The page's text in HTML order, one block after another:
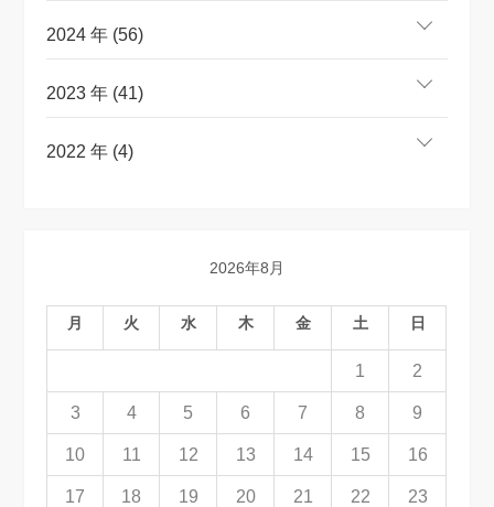
2024 年 (56)
2023 年 (41)
2022 年 (4)
2026年8月
月 火 水 木 金 土 日
1 2
3 4 5 6 7 8 9
10 11 12 13 14 15 16
17 18 19 20 21 22 23